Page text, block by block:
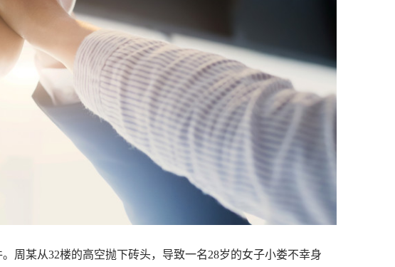
周某从32楼的高空抛下砖头，导致一名28岁的女子小娄不幸身